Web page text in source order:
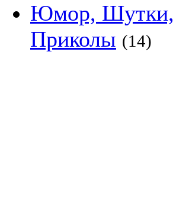
Юмор, Шутки,
Приколы (14)